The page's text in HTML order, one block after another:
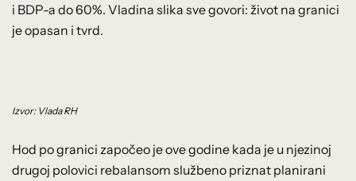
i BDP-a do 60%. Vladina slika sve govori: život na granici
je opasan i tvrd.
Izvor: Vlada RH
Hod po granici započeo je ove godine kada je u njezinoj
drugoj polovici rebalansom službeno priznat planirani